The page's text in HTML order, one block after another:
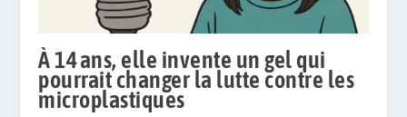
À 14 ans, elle invente un gel qui
pourrait changer la lutte contre les
microplastiques